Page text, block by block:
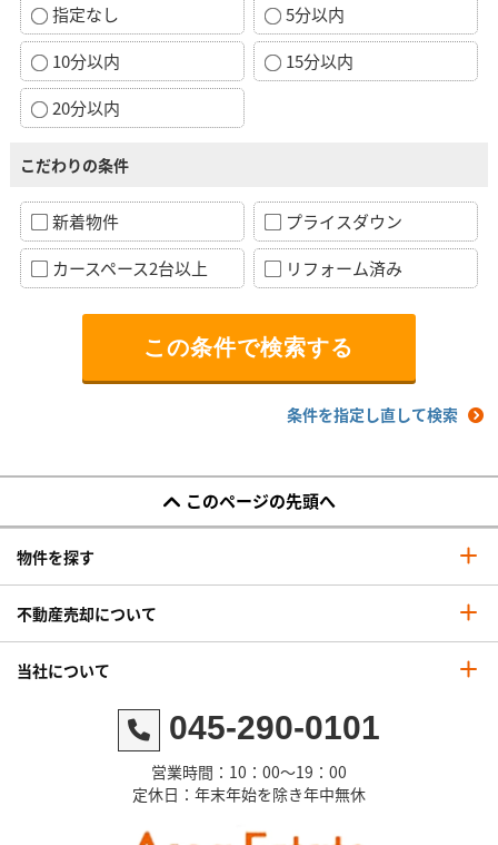
指定なし
5分以内
10分以内
15分以内
20分以内
こだわりの条件
新着物件
プライスダウン
カースペース2台以上
リフォーム済み
条件を指定し直して検索
このページの先頭へ
物件を探す
不動産売却について
当社について
045-290-0101
営業時間：10：00～19：00
定休日：年末年始を除き年中無休